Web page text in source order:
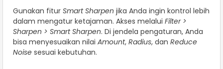
Gunakan fitur Smart Sharpen jika Anda ingin kontrol lebih
dalam mengatur ketajaman. Akses melalui Filter >
Sharpen > Smart Sharpen. Di jendela pengaturan, Anda
bisa menyesuaikan nilai Amount, Radius, dan Reduce
Noise sesuai kebutuhan.